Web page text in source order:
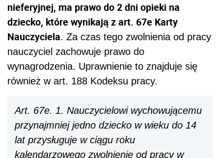
nieferyjnej, ma prawo do 2 dni opieki na
dziecko, które wynikają z art. 67e Karty
Nauczyciela. Za czas tego zwolnienia od pracy
nauczyciel zachowuje prawo do
wynagrodzenia. Uprawnienie to znajduje się
również w art. 188 Kodeksu pracy.
Art. 67e. 1. Nauczycielowi wychowującemu
przynajmniej jedno dziecko w wieku do 14
lat przysługuje w ciągu roku
kalendarzowego zwolnienie od pracy w